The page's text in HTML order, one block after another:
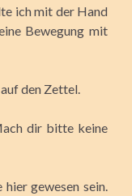
ich mit der Hand
Bewegung mit
den Zettel.
dir bitte keine
hier gewesen sein.